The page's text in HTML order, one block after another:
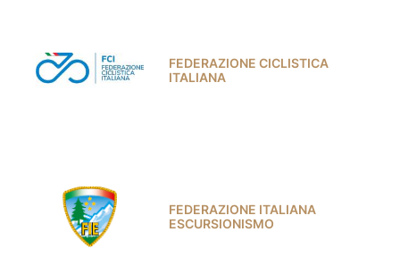
FEDERAZIONE CICLISTICA
ITALIANA
FEDERAZIONE ITALIANA
ESCURSIONISMO